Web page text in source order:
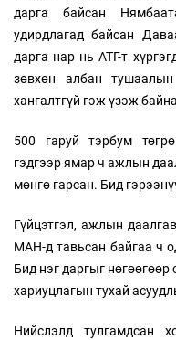
дарга байсан
удирдлагад байсан
дарга нар нь АТГ-т
зөвхөн албан
хангалтгүй гэж үзэж
500 гаруй тэрбум
гэдгээр ямар ч ажлын
мөнгө гарсан. Бид
Гүйцэтгэл, ажлын
МАН-д тавьсан байгаа ч
Бид нэг даргыг
хариуцлагын тухай
Нийслэлд тулгамдсан